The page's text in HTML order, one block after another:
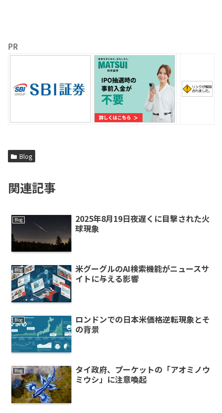
PR
Blog
関連記事
Blog
2025年8月19日夜遅くに目撃された火
球現象
Blog
米グーグルのAI検索機能がニュースサ
イトに与える影響
Blog
ロンドンでの日本米価格逆転現象とそ
の背景
Blog
タイ政府、プーケットの「アオミノウ
ミウシ」に注意喚起